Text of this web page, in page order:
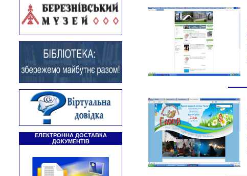
ЕЛЕКТРОННА ДОСТАВКА
ДОКУМЕНТІВ